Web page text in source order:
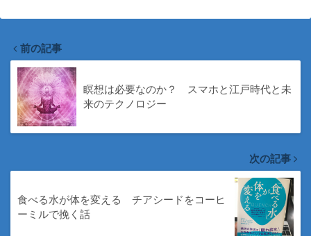
前の記事
瞑想は必要なのか？ スマホと江戸時代と未
来のテクノロジー
次の記事
食べる水が体を変える チアシードをコーヒ
ーミルで挽く話